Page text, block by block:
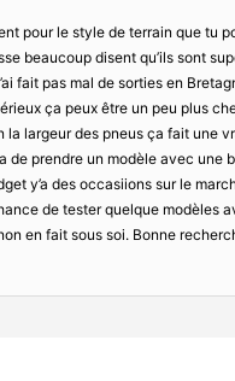
pour le style de terrain que tu
beaucoup disent qu’ils sont
fait pas mal de sorties en
ça peux être un peu plus
la largeur des pneus ça fait une
de prendre un modèle avec une
y’a des occasiions sur le
de tester quelque
en fait sous soi. Bonne